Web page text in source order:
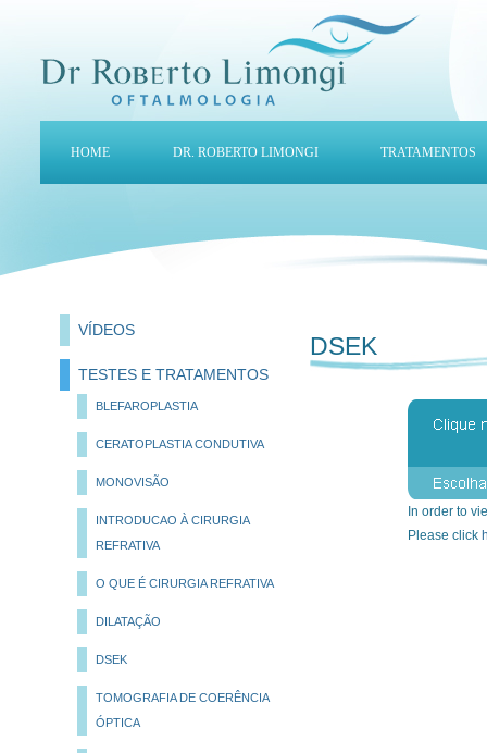
HOME DR. ROBERTO LIMONGI TRATAMENTOS
VÍDEOS
TESTES E TRATAMENTOS
BLEFAROPLASTIA
CERATOPLASTIA CONDUTIVA
MONOVISÃO
INTRODUCAO À CIRURGIA
REFRATIVA
O QUE É CIRURGIA REFRATIVA
DILATAÇÃO
DSEK
TOMOGRAFIA DE COERÊNCIA
ÓPTICA
DSEK
In order to
Please click